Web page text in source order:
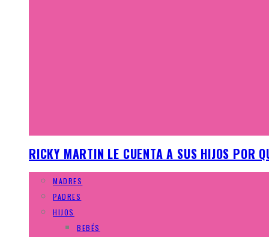
RICKY MARTIN LE CUENTA A SUS HIJOS POR
MADRES
PADRES
HIJOS
BEBÉS